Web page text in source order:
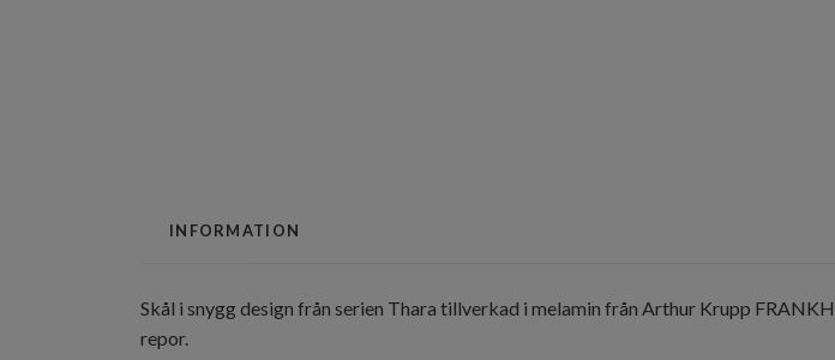
INFORMATION
Skål i snygg design från serien Thara tillverkad i melamin från Arthur Krupp
repor.